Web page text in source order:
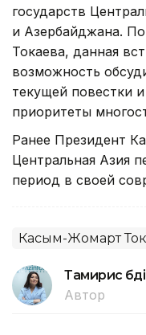
государств
и Азербайджана.
Токаева, данная
возможность
текущей повестки
приоритеты
Ранее Президент
Центральная Азия
период в своей
Касым-Жомарт
Тамирис
Автор